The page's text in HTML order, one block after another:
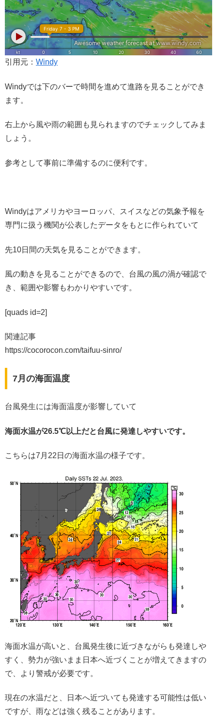
引用元： Windy
Windyでは下のバーで時間を進めて進路を見ることができ
ます。
右上から風や雨の範囲も見られますのでチェックしてみま
しょう。
参考として事前に準備するのに便利です。
Windyはアメリカやヨーロッパ、スイスなどの気象予報を
専門に扱う機関が公表したデータをもとに作られていて
先10日間の天気を見ることができます。
風の動きを見ることができるので、台風の風の渦が確認で
き、範囲や影響もわかりやすいです。
[quads id=2]
関連記事
https://cocorocon.com/taifuu-sinro/
7月の海面温度
台風発生には海面温度が影響していて
海面水温が26.5℃以上だと台風に発達しやすいです。
こちらは7月22日の海面水温の様子です。
海面水温が高いと、台風発生後に近づきながらも発達しや
すく、勢力が強いまま日本へ近づくことが増えてきますの
で、より警戒が必要です。
現在の水温だと、日本へ近づいても発達する可能性は低い
ですが、雨などは強く残ることがあります。